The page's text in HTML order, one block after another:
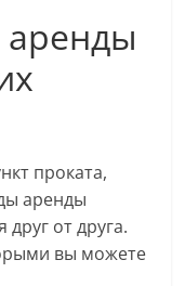
проката,
аренды
от друга.
вы можете